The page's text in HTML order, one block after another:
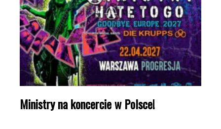
Ministry na koncercie w Polsce!